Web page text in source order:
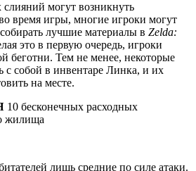
слияний могут возникнуть
время игры, многие игроки могут
собирать лучшие материалы в Zelda:
это в первую очередь, игроки
беготни. Тем не менее, некоторые
с собой в инвентаре Линка, и их
на месте.
10 бесконечных расходных
жилища
лишь средние по силе атаки.